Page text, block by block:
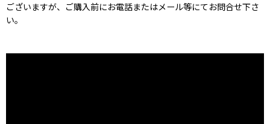
ございますが、ご購入前にお電話またはメール等にてお問合せ下さ
い。